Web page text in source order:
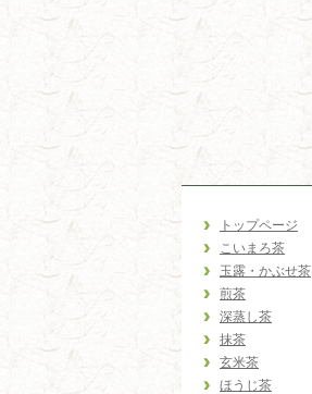
トップページ
こいまろ茶
玉露・かぶせ茶
煎茶
深蒸し茶
抹茶
玄米茶
ほうじ茶